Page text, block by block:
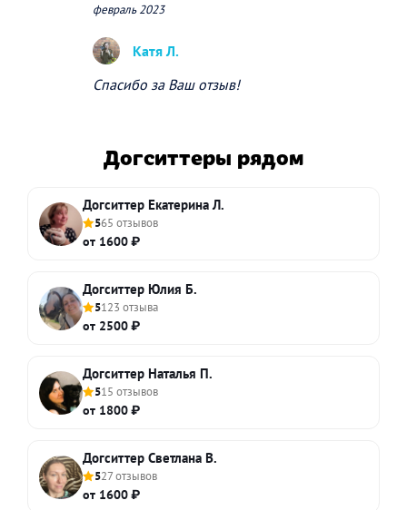
февраль 2023
Катя Л.
Спасибо за Ваш отзыв!
Догситтеры рядом
Догситтер Екатерина Л.
565 отзывов
от 1600 ₽
Догситтер Юлия Б.
5123 отзыва
от 2500 ₽
Догситтер Наталья П.
515 отзывов
от 1800 ₽
Догситтер Светлана В.
527 отзывов
от 1600 ₽